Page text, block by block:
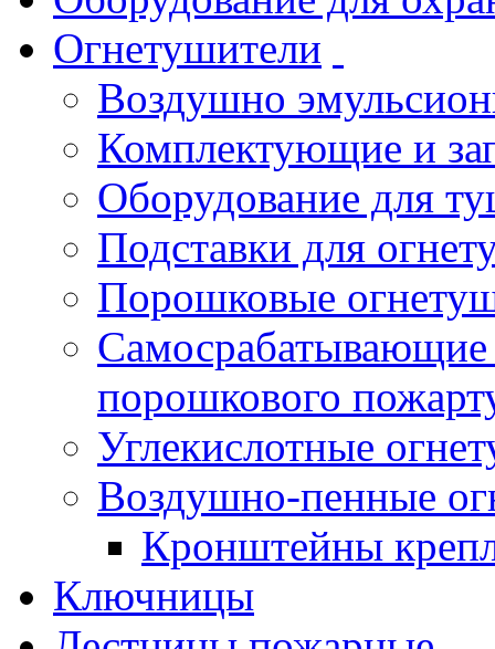
Огнетушители
Воздушно
Комплектующие и
Оборудование для
Подставки для
Порошковые
порошкового
Углекислотные
Воздушно-пенные
Кронштейны
Ключницы